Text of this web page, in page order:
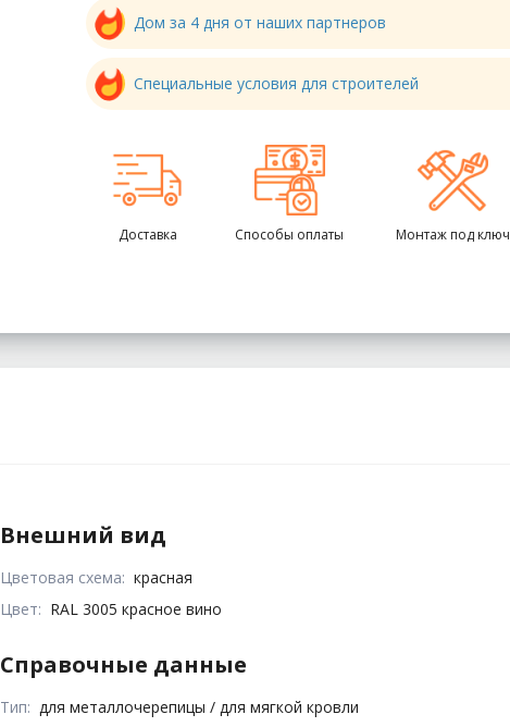
Дом за 4 дня от наших партнеров
Специальные условия для строителей
Доставка Способы оплаты Монтаж под ключ
Внешний вид
Цветовая схема: красная
Цвет: RAL 3005 красное вино
Справочные данные
Тип: для металлочерепицы / для мягкой кровли